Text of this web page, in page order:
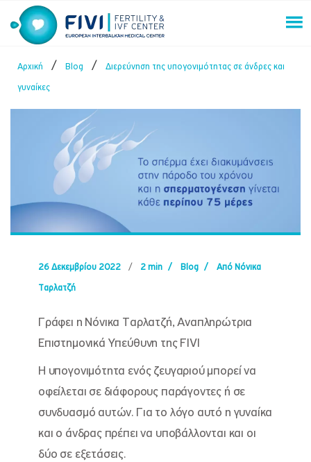
to
content
Αρχική / Blog / Διερεύνηση της υπογονιμότητας σε άνδρες και
γυναίκες
26 Δεκεμβρίου 2022 / 2 min / Blog / Από Νόνικα
Ταρλατζή
Γράφει η Νόνικα Ταρλατζή, Αναπληρώτρια
Επιστημονικά Υπεύθυνη της FIVI
Η υπογονιμότητα ενός ζευγαριού μπορεί να
οφείλεται σε διάφορους παράγοντες ή σε
συνδυασμό αυτών. Για το λόγο αυτό η γυναίκα
και ο άνδρας πρέπει να υποβάλλονται και οι
δύο σε εξετάσεις.